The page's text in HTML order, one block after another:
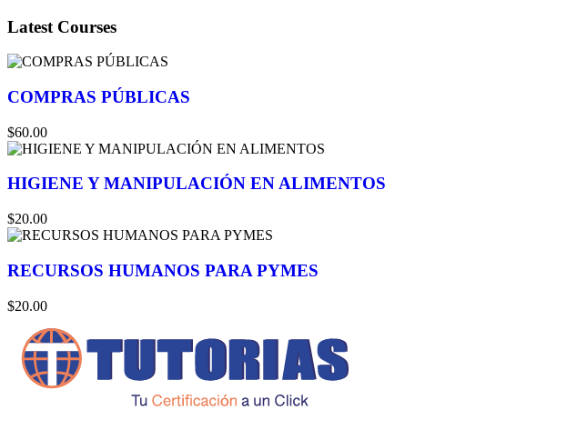
Latest Courses
COMPRAS PÚBLICAS
$60.00
HIGIENE Y MANIPULACIÓN EN ALIMENTOS
$20.00
RECURSOS HUMANOS PARA PYMES
$20.00